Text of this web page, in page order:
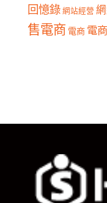
回憶錄 網站經營
售電商 電商 電